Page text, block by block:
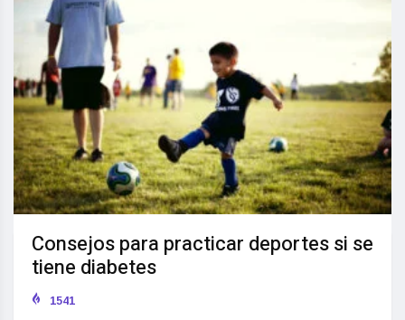
Consejos para practicar deportes si se
tiene diabetes
1541